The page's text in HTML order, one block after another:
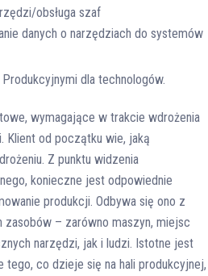
obsługa szaf
danych o narzędziach do systemów
dla technologów.
wymagające w trakcie wdrożenia
Klient od początku wie, jaką
Z punktu widzenia
konieczne jest odpowiednie
produkcji. Odbywa się ono z
zasobów – zarówno maszyn, miejsc
narzędzi, jak i ludzi. Istotne jest
tego, co dzieje się na hali produkcyjnej,